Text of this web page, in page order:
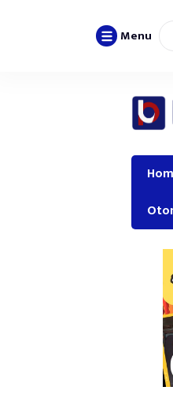
Menu